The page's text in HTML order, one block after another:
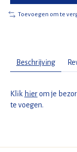
Toevoegen om te
Beschrijving
Klik hierom je
te voegen.